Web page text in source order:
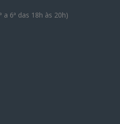
a 6ª das 18h às 20h)